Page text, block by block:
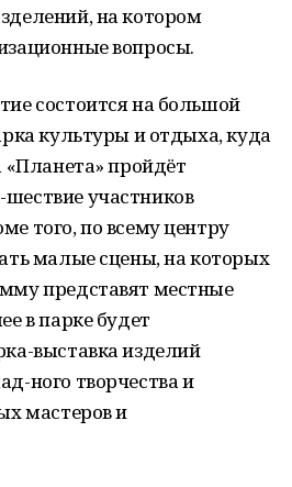
на котором
вопросы.
состоится на большой
культуры и отдыха, куда
«Планета» пройдёт
участников
того, по всему центру
малые сцены, на которых
представят местные
в парке будет
выставка изделий
ного творчества и
мастеров и